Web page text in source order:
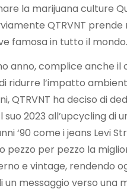
la marijuana culture
QTRVNT
famosa in tutto il mondo.
anno, complice anche il
ridurre l’impatto
QTRVNT ha deciso di
suo 2023 all’upcycling di
‘90 come i jeans Levi
pezzo per pezzo la
e vintage, rendendo
un messaggio verso una